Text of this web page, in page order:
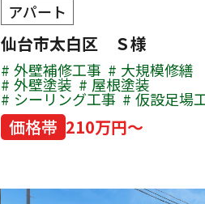
アパート
仙台市太白区 Ｓ様
外壁補修工事 大規模修繕
外壁塗装 屋根塗装
シーリング工事 仮設足場
価格帯 210万円～